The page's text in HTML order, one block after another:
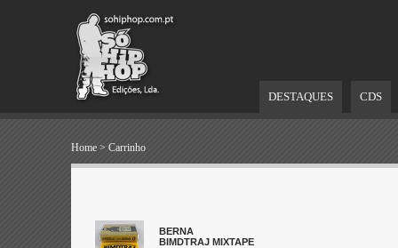
DESTAQUES CDS
Home > Carrinho
BERNA
BIMDTRAJ MIXTAPE